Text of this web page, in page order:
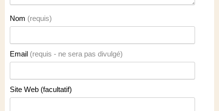
Nom (requis)
Email (requis - ne sera pas divulgé)
Site Web (facultatif)